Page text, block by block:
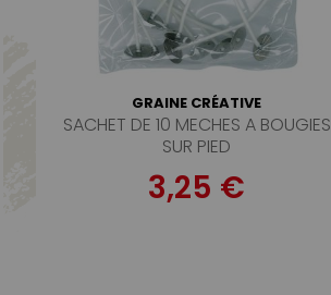
GRAINE CRÉATIVE
SACHET DE 10 MECHES A BOUGIES
SUR PIED
3,25 €